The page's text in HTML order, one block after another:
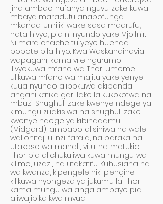
jina ambao hufanya nguvu zake kuwa
mbaya maradufu anapofunga
mkanda. Umiliki wake sasa maarufu,
hata hivyo, pia ni nyundo yake Mjöllnir.
Ni mara chache tu yeye huenda
popote bila hiyo. Kwa Waskandinavia
wapagani, kama vile ngurumo
ilivyokuwa mfano wa Thor, umeme
ulikuwa mfano wa majitu yake yenye
kuua nyundo alipokuwa akipanda
angani katika gari lake la kukokotwa na
mbuzi. Shughuli zake kwenye ndege ya
kimungu ziliakisiwa na shughuli zake
kwenye ndege ya kibinadamu
(Midgard), ambapo alisihiwa na wale
waliohitaji ulinzi, faraja, na baraka na
utakaso wa mahali, vitu, na matukio.
Thor pia alichukuliwa kuwa mungu wa
kilimo, uzazi, na utakatifu. Kuhusiana na
wa kwanza, kipengele hiki pengine
kilikuwa nyongeza ya jukumu la Thor
kama mungu wa anga ambaye pia
aliwajibika kwa mvua.